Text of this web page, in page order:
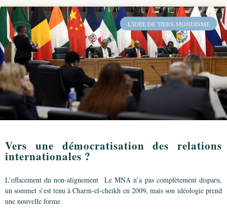
L'IDÉE DE TIERS-MONDISME
Vers une démocratisation des relations
internationales ?
L’effacement du non-alignement Le MNA n’a pas complètement disparu,
un sommet s’est tenu à Charm-el-cheikh en 2009, mais son idéologie prend
une nouvelle forme